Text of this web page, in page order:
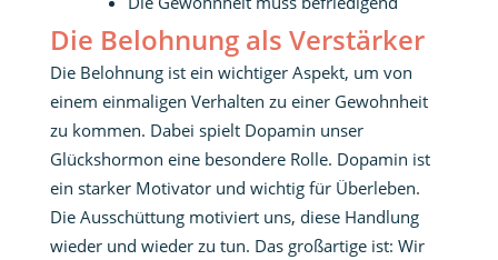
Die Belohnung als Verstärker
Die Belohnung ist ein wichtiger Aspekt, um von
einem einmaligen Verhalten zu einer Gewohnheit
zu kommen. Dabei spielt Dopamin unser
Glückshormon eine besondere Rolle. Dopamin ist
ein starker Motivator und wichtig für Überleben.
Die Ausschüttung motiviert uns, diese Handlung
wieder und wieder zu tun. Das großartige ist: Wir